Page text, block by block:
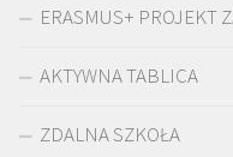
ERASMUS+ PROJEKT
AKTYWNA TABLICA
ZDALNA SZKOŁA